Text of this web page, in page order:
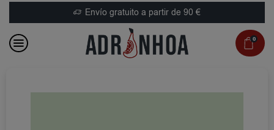
Envío gratuito a partir de 90 €
0